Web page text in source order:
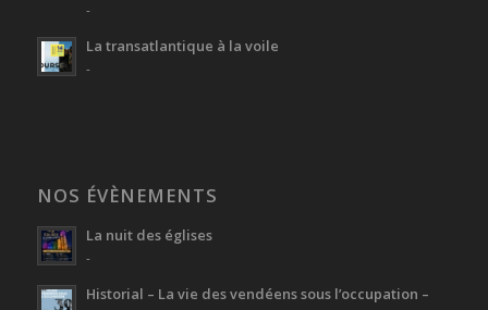
-
La transatlantique à la voile
-
NOS ÉVÈNEMENTS
La nuit des églises
-
Historial – La vie des vendéens sous l’occupation –